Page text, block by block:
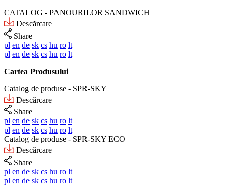
CATALOG - PANOURILOR SANDWICH
Descărcare
Share
pl en de sk cs hu ro lt
pl en de sk cs hu ro lt
Cartea Produsului
Catalog de produse - SPR-SKY
Descărcare
Share
pl en de sk cs hu ro lt
pl en de sk cs hu ro lt
Catalog de produse - SPR-SKY ECO
Descărcare
Share
pl en de sk cs hu ro lt
pl en de sk cs hu ro lt